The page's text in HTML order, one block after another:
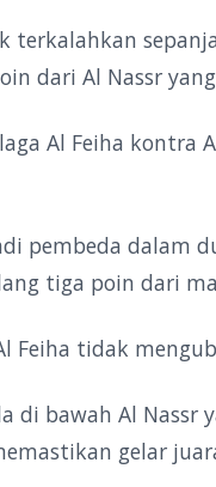
terkalahkan
dari Al Nassr
Al Feiha kontra
pembeda dalam
tiga poin dari
Feiha tidak
di bawah Al Nassr
gelar